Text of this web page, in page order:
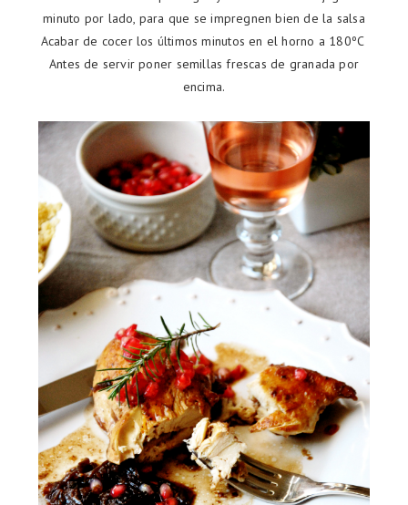
minuto por lado, para que se impregnen bien de la salsa
Acabar de cocer los últimos minutos en el horno a 180ºC
Antes de servir poner semillas frescas de granada por
encima.